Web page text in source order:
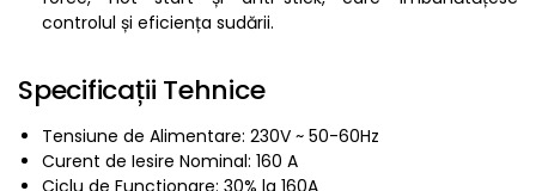
controlul și eficiența sudării.
Specificații Tehnice
Tensiune de Alimentare: 230V ~ 50-60Hz
Curent de Iesire Nominal: 160 A
Ciclu de Functionare: 30% la 160A